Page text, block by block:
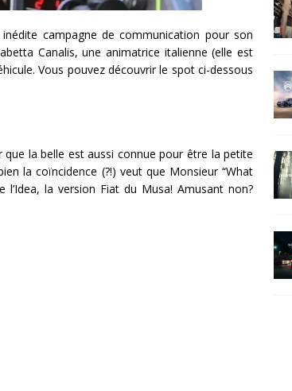
campagne de communication pour son
Canalis, une animatrice italienne (elle est
Vous pouvez découvrir le spot ci-dessous
que la belle est aussi connue pour être la petite
la coïncidence (?!) veut que Monsieur “What
la version Fiat du Musa! Amusant non?